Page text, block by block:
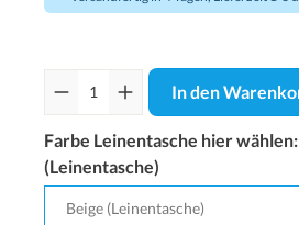
In den
Farbe Leinentasche hier wählen:
(Leinentasche)